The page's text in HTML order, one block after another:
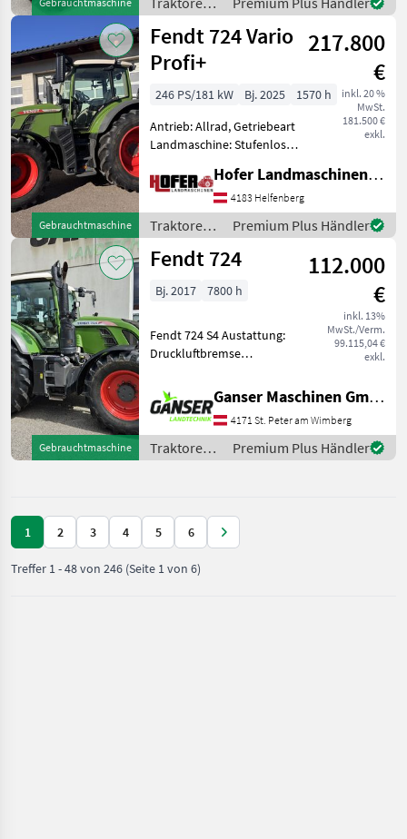
km/h: 50 km/h, Aufla
Fendt
Gebrauchtmaschine
Fendt 724 Vario
Profi+
217.800
€
inkl. 20 %
MwSt.
181.500 €
exkl.
246 PS/181 kW Bj. 2025
1570 h
Antrieb: Allrad, Getriebeart
Landmaschine: Stufenloses
Zapfwellendrehzahl:
540/540E/1000/1000E,
Höchstgeschwindigkeit in
km/h: 50 km/h, Aufla
Hofer Landmaschinen Handels GmbH.
4183 Helfenberg
Traktoren /
Fendt
Premium Plus Händler
Gebrauchtmaschine
Fendt 724
112.000
€
inkl. 13%
MwSt./Verm.
99.115,04 €
exkl.
Bj. 2017 7800 h
Fendt 724 S4 Austattung:
Druckluftbremse
Frontzapfwelle Gefederte
Vorderachse
Geschwindigkeit: 50 km/h
Hubraum: 6056 cm³
Kabinenfederung Klim
Ganser Maschinen GmbH
4171 St. Peter am Wimberg
Traktoren /
Fendt
Premium Plus Händler
1 2 3 4 5 6
Treffer 1-48von 246 (Seite 1 von 6)